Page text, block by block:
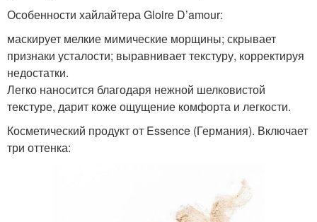
Особенности хайлайтера Gloire D’amour:
маскирует мелкие мимические морщины; скрывает
признаки усталости; выравнивает текстуру, корректируя
недостатки.
Легко наносится благодаря нежной шелковистой
текстуре, дарит коже ощущение комфорта и легкости.
Косметический продукт от Essence (Германия). Включает
три оттенка: